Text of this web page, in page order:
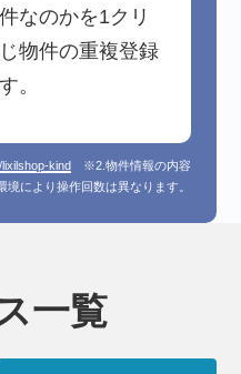
なのかを1クリ
物件の重複登録
。
kind※2.物件情報の内容
により操作回数は異なります。
一覧